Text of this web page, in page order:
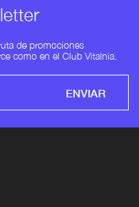
de promociones
como en el Club Vitalnia.
ENVIAR